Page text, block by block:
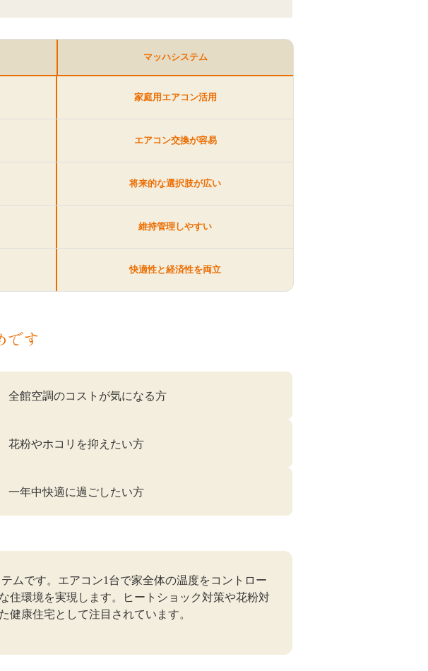
マッハシステム
家庭用エアコン活用
エアコン交換が容易
将来的な選択肢が広い
維持管理しやすい
快適性と経済性を両立
です
全館空調のコストが気になる方
花粉やホコリを抑えたい方
一年中快適に過ごしたい方
ムです。エアコン1台で家全体の温度をコントロー
住環境を実現します。ヒートショック対策や花粉対
健康住宅として注目されています。